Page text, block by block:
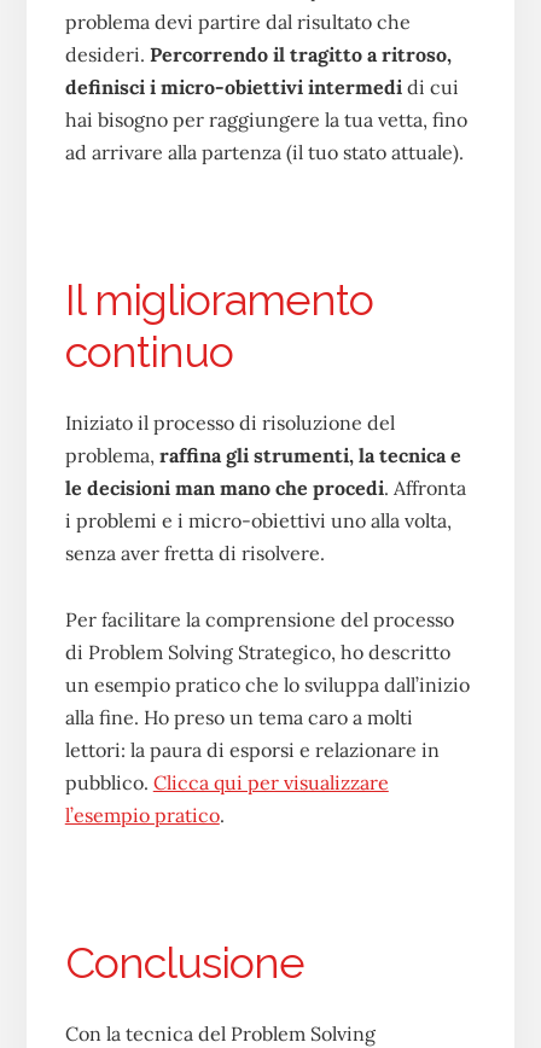
problema devi partire dal risultato che
desideri. Percorrendo il tragitto a ritroso,
definisci i micro-obiettivi intermedidi cui
hai bisogno per raggiungere la tua vetta, fino
ad arrivare alla partenza (il tuo stato attuale).
Il miglioramento
continuo
Iniziato il processo di risoluzione del
problema, raffina gli strumenti, la tecnica e
le decisioni man mano che procedi. Affronta
i problemi e i micro-obiettivi uno alla volta,
senza aver fretta di risolvere.
Per facilitare la comprensione del processo
di Problem Solving Strategico, ho descritto
un esempio pratico che lo sviluppa dall’inizio
alla fine. Ho preso un tema caro a molti
lettori: la paura di esporsi e relazionare in
pubblico. Clicca qui per visualizzare
l’esempio pratico.
Conclusione
Con la tecnica del Problem Solving